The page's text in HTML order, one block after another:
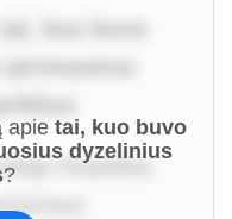
kuo buvo
Rudolfas
apie tai, kuo buvo
dyzelinius
?